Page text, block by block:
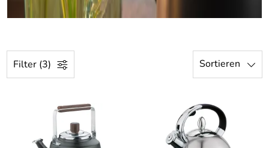
Filter (3) Sortieren